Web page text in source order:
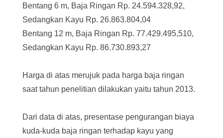
Bentang 6 m, Baja Ringan Rp. 24.594.328,92,
Sedangkan Kayu Rp. 26.863.804,04
Bentang 12 m, Baja Ringan Rp. 77.429.495,510,
Sedangkan Kayu Rp. 86.730.893,27
Harga di atas merujuk pada harga baja ringan
saat tahun penelitian dilakukan yaitu tahun 2013.
Dari data di atas, presentase pengurangan biaya
kuda-kuda baja ringan terhadap kayu yang